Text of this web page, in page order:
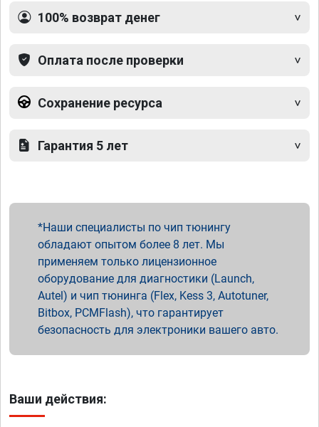
100% возврат денег
Оплата после проверки
Сохранение ресурса
Гарантия 5 лет
Наши специалисты по чип тюнингу
обладают опытом более 8 лет. Мы
применяем только лицензионное
оборудование для диагностики (Launch,
Autel) и чип тюнинга (Flex, Kess 3, Autotuner,
Bitbox, PCMFlash), что гарантирует
безопасность для электроники вашего авто.
Ваши действия: